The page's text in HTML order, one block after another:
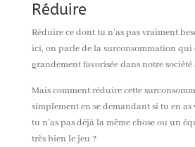
Réduire
Réduire ce dont tu n’as pas vraiment
ici, on parle de la surconsommation qui
grandement favorisée dans notre société
Mais comment réduire cette
simplement en se demandant si tu en
tu n’as pas déjà la même chose ou un
très bien le jeu ?